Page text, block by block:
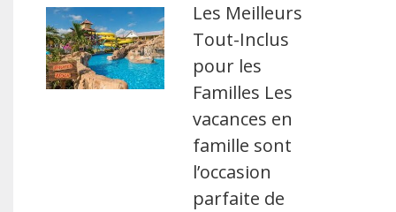
Les Meilleurs
Tout-Inclus
pour les
Familles Les
vacances en
famille sont
l’occasion
parfaite de